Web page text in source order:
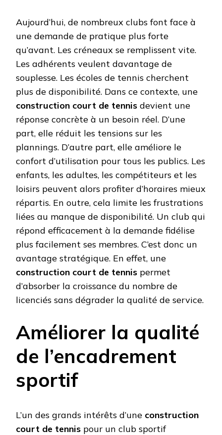
Aujourd’hui, de nombreux clubs font face à
une demande de pratique plus forte
qu’avant. Les créneaux se remplissent vite.
Les adhérents veulent davantage de
souplesse. Les écoles de tennis cherchent
plus de disponibilité. Dans ce contexte, une
construction court de tennis devient une
réponse concrète à un besoin réel. D’une
part, elle réduit les tensions sur les
plannings. D’autre part, elle améliore le
confort d’utilisation pour tous les publics. Les
enfants, les adultes, les compétiteurs et les
loisirs peuvent alors profiter d’horaires mieux
répartis. En outre, cela limite les frustrations
liées au manque de disponibilité. Un club qui
répond efficacement à la demande fidélise
plus facilement ses membres. C’est donc un
avantage stratégique. En effet, une
construction court de tennis permet
d’absorber la croissance du nombre de
licenciés sans dégrader la qualité de service.
Améliorer la qualité
de l’encadrement
sportif
L’un des grands intérêts d’une construction
court de tennis pour un club sportif